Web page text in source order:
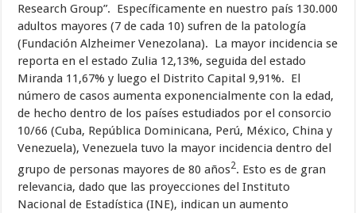
Research Group”. Específicamente en nuestro país 130.000
adultos mayores (7 de cada 10) sufren de la patología
(Fundación Alzheimer Venezolana). La mayor incidencia se
reporta en el estado Zulia 12,13%, seguida del estado
Miranda 11,67% y luego el Distrito Capital 9,91%. El
número de casos aumenta exponencialmente con la edad,
de hecho dentro de los países estudiados por el consorcio
10/66 (Cuba, República Dominicana, Perú, México, China y
Venezuela), Venezuela tuvo la mayor incidencia dentro del
grupo de personas mayores de 80 años2. Esto es de gran
relevancia, dado que las proyecciones del Instituto
Nacional de Estadística (INE), indican un aumento